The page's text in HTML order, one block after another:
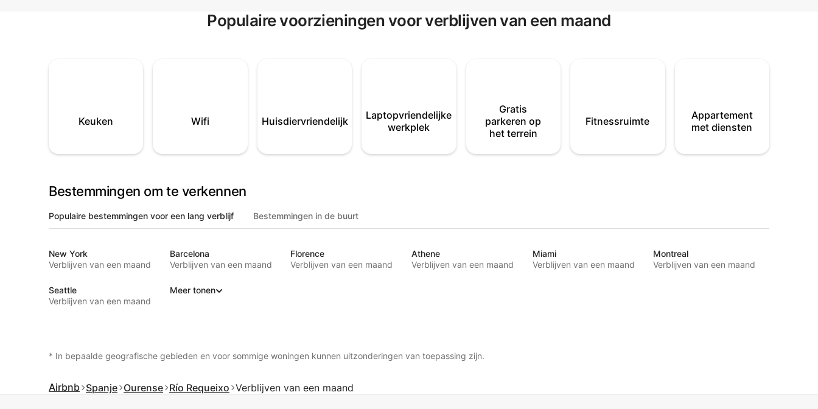
Populaire voorzieningen voor verblijven van een maand
Keuken Wifi Huisdiervriendelijk
Laptopvriendelijke
werkplek
Gratis
parkeren op
het terrein
Fitnessruimte
Appartement
met diensten
Bestemmingen om te verkennen
Populaire bestemmingen voor een lang verblijf Bestemmingen in de buurt
New York
Verblijven van een maand
Barcelona
Verblijven van een maand
Florence
Verblijven van een maand
Athene
Verblijven van een maand
Miami
Verblijven van een maand
Montreal
Verblijven van een maand
Seattle
Verblijven van een maand
Meer tonen
* In bepaalde geografische gebieden en voor sommige woningen kunnen uitzonderingen van toepassing zijn.
Airbnb Spanje Ourense Río Requeixo Verblijven van een maand